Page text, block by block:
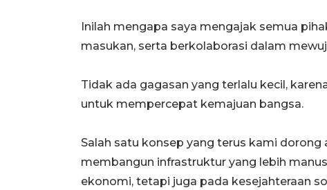
Inilah mengapa saya mengajak semua
masukan, serta berkolaborasi dalam
Tidak ada gagasan yang terlalu kecil,
untuk mempercepat kemajuan bangsa.
Salah satu konsep yang terus kami dorong
membangun infrastruktur yang lebih
ekonomi, tetapi juga pada kesejahteraan